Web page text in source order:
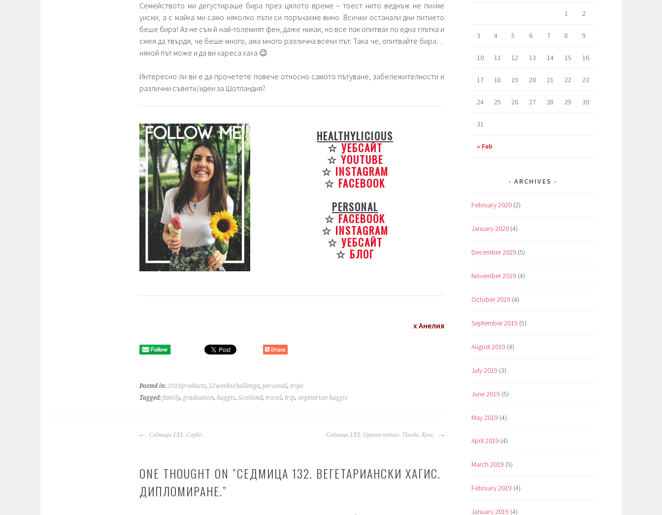
Семейството ми дегустираше бира през цялото време – тоест нито веднъж не пихме
уиски, а с майка ми само няколко пъти си поръчахме вино. Всички останали дни питието
беше бира! Аз не съм й най-големият фен, даже никак, но все пак опитвах по една глътка и
смея да твърдя, че беше много, ама много различна всеки път. Така че, опитвайте бира…
някой път може и да ви хареса хаха 😉
Интересно ли ви е да прочетете повече относно самото пътуване, забележителности и
различни съвети/идеи за Шотландия?
HEALTHYLICIOUS
☆УЕБСАЙТ
☆ YOUTUBE
☆ INSTAGRAM
☆ FACEBOOK
PERSONAL
☆FACEBOOK
☆ INSTAGRAM
☆ УЕБСАЙТ
☆ БЛОГ
х Анелия
Posted in: 2018products, 52weekschallenge, personal, trips
Tagged: family, graduation, haggis, Scotland, travel, trip, vegetarian haggis
POST
Седмица 131. Сорбе. Седмица 133. Оризов пудинг. Панда. Куче.
ONE THOUGHT ON “СЕДМИЦА 132. ВЕГЕТАРИАНСКИ ХАГИС.
ДИПЛОМИРАНЕ.”
« Feb
1 2
3 4 5 6 7 8 9
10 11 12 13 14 15 16
17 18 19 20 21 22 23
24 25 26 27 28 29 30
31
ARCHIVES
February 2020 (2)
January 2020 (4)
December 2019 (5)
November 2019 (4)
October 2019 (4)
September 2019 (5)
August 2019 (4)
July 2019 (3)
June 2019 (5)
May 2019 (4)
April 2019 (4)
March 2019 (5)
February 2019 (4)
January 2019 (4)